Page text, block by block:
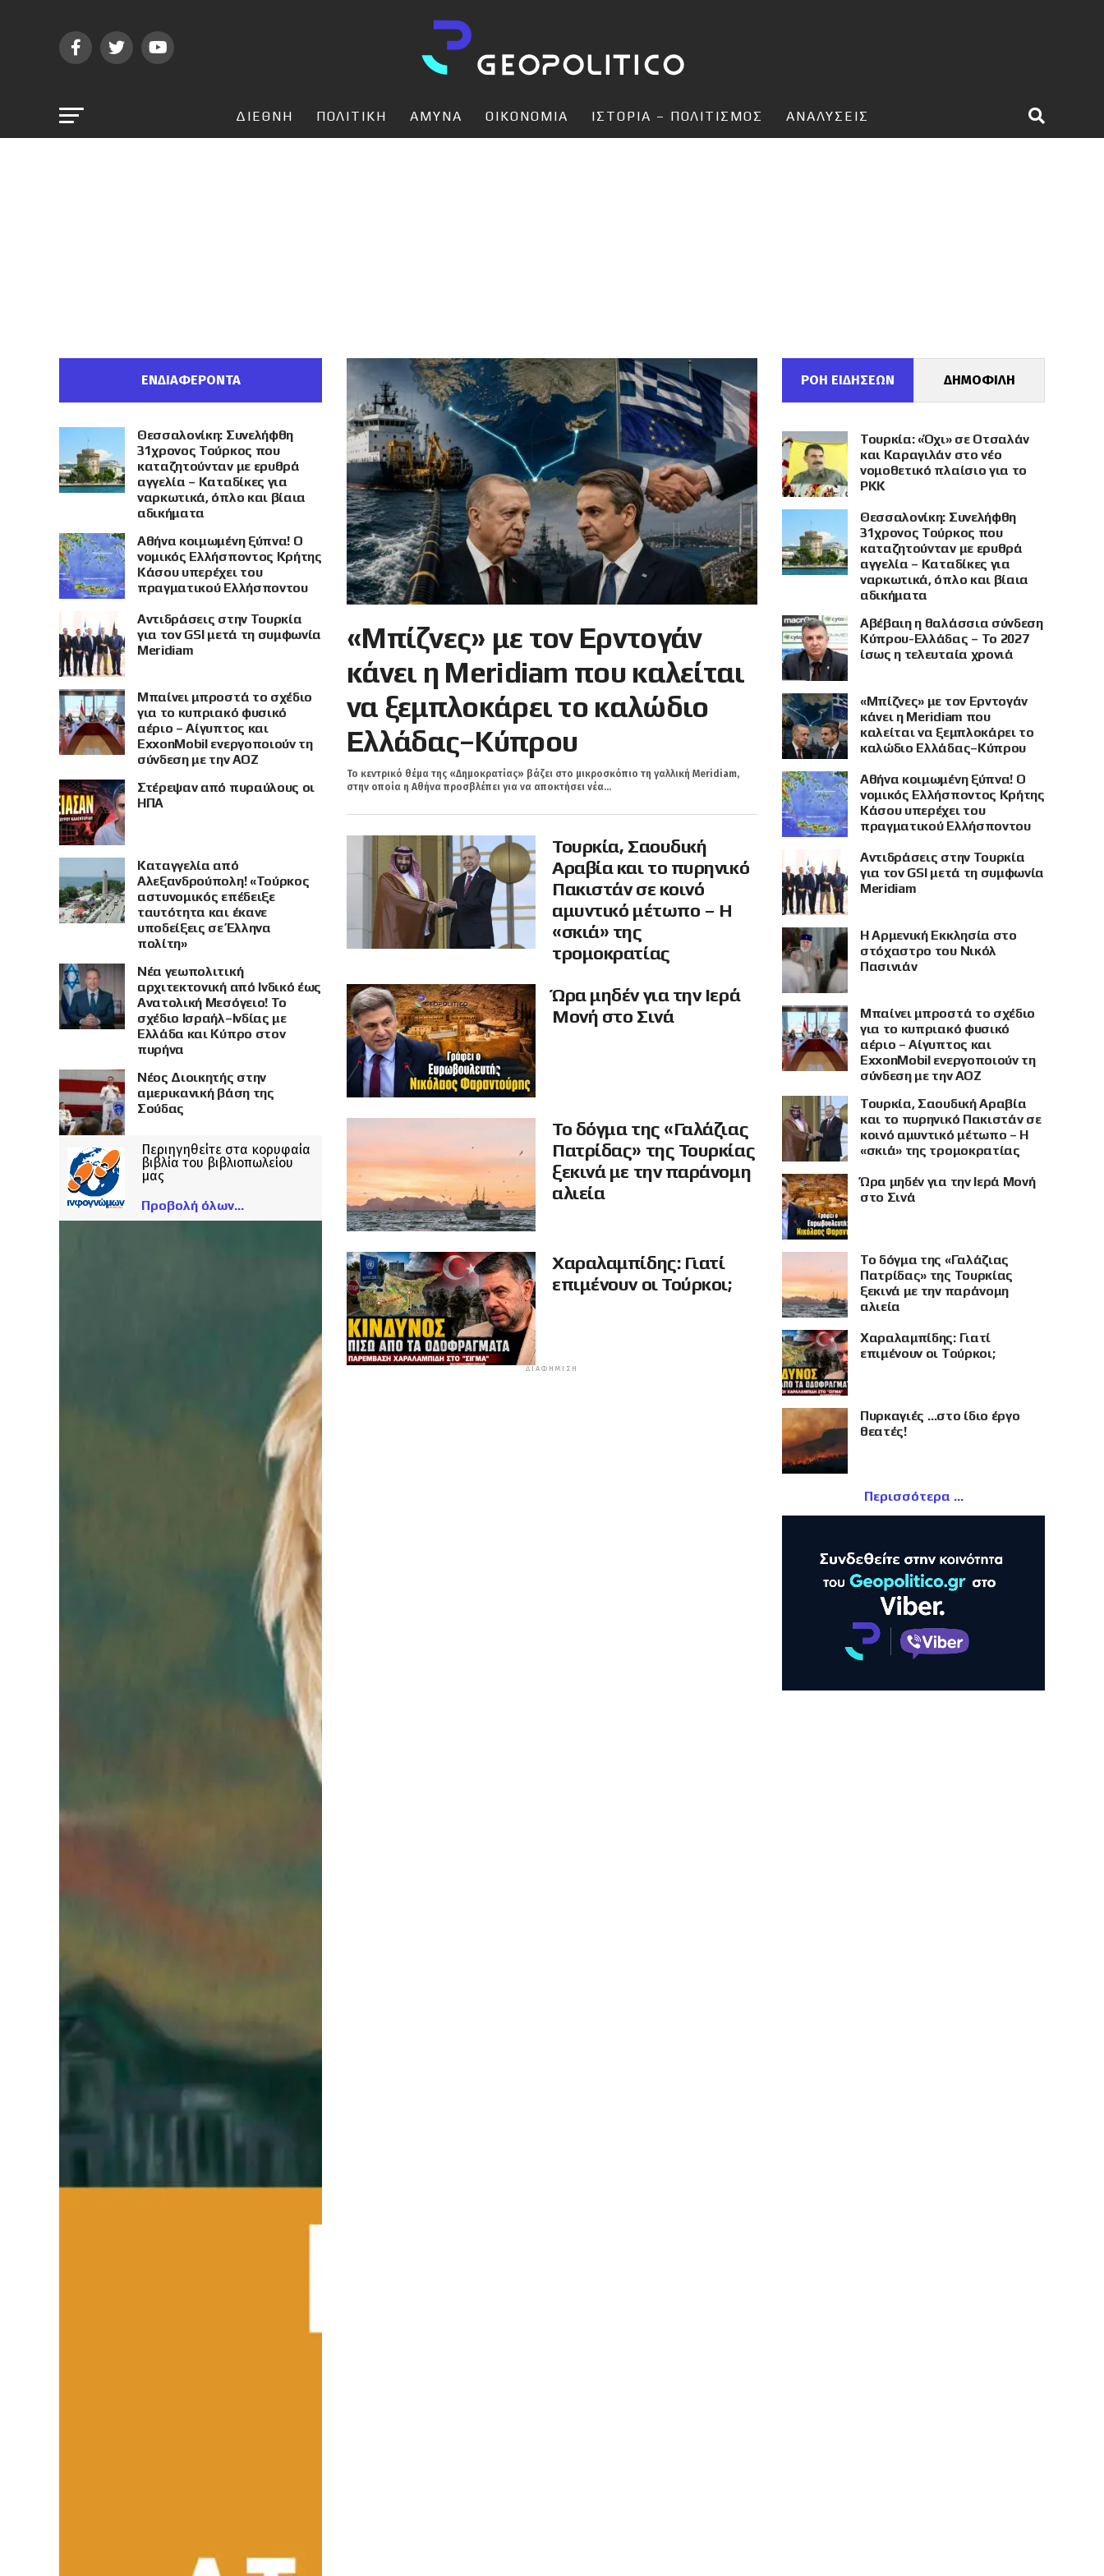
ΔΙΕΘΝΗ ΠΟΛΙΤΙΚΗ ΑΜΥΝΑ ΟΙΚΟΝΟΜΙΑ ΙΣΤΟΡΙΑ – ΠΟΛΙΤΙΣΜΟΣ ΑΝΑΛΥΣΕΙΣ
«Μπίζνες» με τον Ερντογάν
κάνει η Meridiam που καλείται
να ξεμπλοκάρει το καλώδιο
Ελλάδας–Κύπρου
Το κεντρικό θέμα της «Δημοκρατίας» βάζει στο μικροσκόπιο τη γαλλική Meridiam,
στην οποία η Αθήνα προσβλέπει για να αποκτήσει νέα...
Τουρκία, Σαουδική
Αραβία και το πυρηνικό
Πακιστάν σε κοινό
αμυντικό μέτωπο – Η
«σκιά» της
τρομοκρατίας
Ώρα μηδέν για την Ιερά
Μονή στο Σινά
Το δόγμα της «Γαλάζιας
Πατρίδας» της Τουρκίας
ξεκινά με την παράνομη
αλιεία
Χαραλαμπίδης: Γιατί
επιμένουν οι Τούρκοι;
ΔΙΑΦΉΜΙΣΗ
ΕΝΔΙΑΦΕΡΟΝΤΑ
Θεσσαλονίκη: Συνελήφθη
31χρονος Τούρκος που
καταζητούνταν με ερυθρά
αγγελία – Καταδίκες για
ναρκωτικά, όπλο και βίαια
αδικήματα
Αθήνα κοιμωμένη ξύπνα! Ο
νομικός Ελλήσποντος Κρήτης
Κάσου υπερέχει του
πραγματικού Ελλήσποντου
Αντιδράσεις στην Τουρκία
για τον GSI μετά τη συμφωνία
Meridiam
Μπαίνει μπροστά το σχέδιο
για το κυπριακό φυσικό
αέριο – Αίγυπτος και
ExxonMobil ενεργοποιούν τη
σύνδεση με την ΑΟΖ
Στέρεψαν από πυραύλους οι
ΗΠΑ
Καταγγελία από
Αλεξανδρούπολη! «Τούρκος
αστυνομικός επέδειξε
ταυτότητα και έκανε
υποδείξεις σε Έλληνα
πολίτη»
Νέα γεωπολιτική
αρχιτεκτονική από Ινδικό έως
Ανατολική Μεσόγειο! Το
σχέδιο Ισραήλ–Ινδίας με
Ελλάδα και Κύπρο στον
πυρήνα
Νέος Διοικητής στην
αμερικανική βάση της
Σούδας
Περιηγηθείτε στα κορυφαία
βιβλία του βιβλιοπωλείου
μας
Προβολή όλων
ΡΟΗ ΕΙΔΗΣΕΩΝ ΔΗΜΟΦΙΛΗ
Τουρκία: «Όχι» σε Οτσαλάν
και Καραγιλάν στο νέο
νομοθετικό πλαίσιο για το
PKK
Θεσσαλονίκη: Συνελήφθη
31χρονος Τούρκος που
καταζητούνταν με ερυθρά
αγγελία – Καταδίκες για
ναρκωτικά, όπλο και βίαια
αδικήματα
Αβέβαιη η θαλάσσια σύνδεση
Κύπρου-Ελλάδας – Το 2027
ίσως η τελευταία χρονιά
«Μπίζνες» με τον Ερντογάν
κάνει η Meridiam που
καλείται να ξεμπλοκάρει το
καλώδιο Ελλάδας–Κύπρου
Αθήνα κοιμωμένη ξύπνα! Ο
νομικός Ελλήσποντος Κρήτης
Κάσου υπερέχει του
πραγματικού Ελλήσποντου
Αντιδράσεις στην Τουρκία
για τον GSI μετά τη συμφωνία
Meridiam
Η Αρμενική Εκκλησία στο
στόχαστρο του Νικόλ
Πασινιάν
Μπαίνει μπροστά το σχέδιο
για το κυπριακό φυσικό
αέριο – Αίγυπτος και
ExxonMobil ενεργοποιούν τη
σύνδεση με την ΑΟΖ
Τουρκία, Σαουδική Αραβία
και το πυρηνικό Πακιστάν σε
κοινό αμυντικό μέτωπο – Η
«σκιά» της τρομοκρατίας
Ώρα μηδέν για την Ιερά Μονή
στο Σινά
Το δόγμα της «Γαλάζιας
Πατρίδας» της Τουρκίας
ξεκινά με την παράνομη
αλιεία
Χαραλαμπίδης: Γιατί
επιμένουν οι Τούρκοι;
Πυρκαγιές …στο ίδιο έργο
θεατές!
Περισσότερα